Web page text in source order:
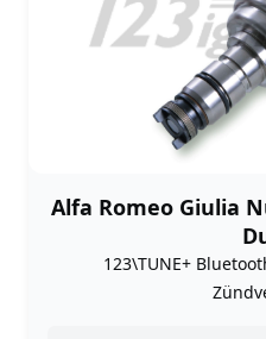
Alfa Romeo Giulia
123\TUNE+